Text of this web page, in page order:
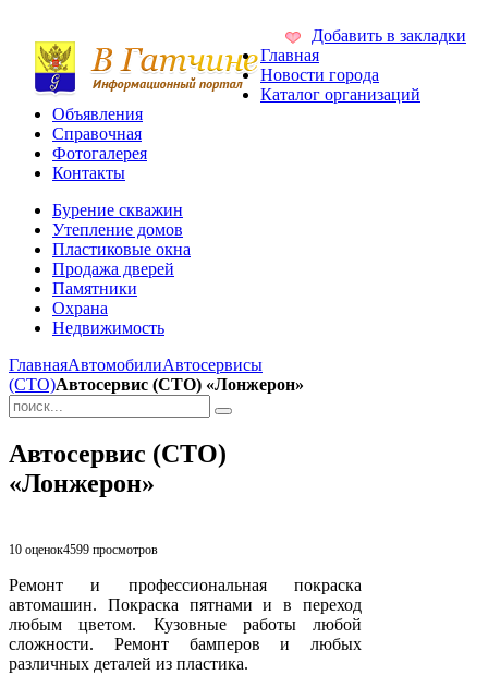
Добавить в закладки
Главная
Новости города
Каталог организаций
Объявления
Справочная
Фотогалерея
Контакты
Бурение скважин
Утепление домов
Пластиковые окна
Продажа дверей
Памятники
Охрана
Недвижимость
ГлавнаяАвтомобилиАвтосервисы
(СТО)Автосервис (СТО) «Лонжерон»
Автосервис (СТО)
«Лонжерон»
10 оценок4599 просмотров
Ремонт и профессиональная покраска
автомашин. Покраска пятнами и в переход
любым цветом. Кузовные работы любой
сложности. Ремонт бамперов и любых
различных деталей из пластика.